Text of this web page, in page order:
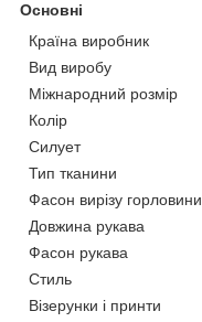
Основні
Країна виробник
Вид виробу
Міжнародний розмір
Колір
Силует
Тип тканини
Фасон вирізу горловини
Довжина рукава
Фасон рукава
Стиль
Візерунки і принти